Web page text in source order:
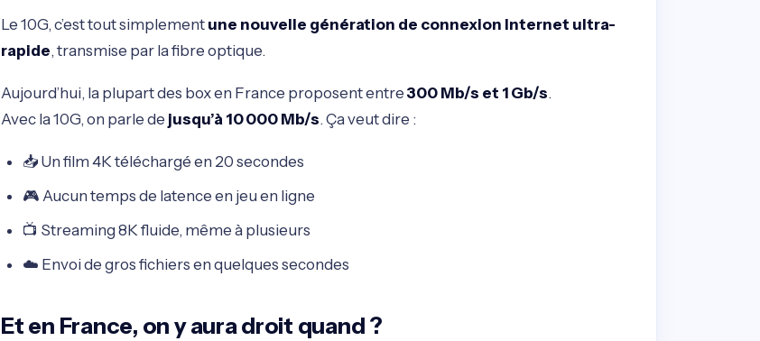
Le 10G, c’est tout simplement une nouvelle génération de connexion Internet ultra-
rapide, transmise par la fibre optique.
Aujourd’hui, la plupart des box en France proposent entre 300 Mb/s et 1 Gb/s.
Avec la 10G, on parle de jusqu’à 10 000 Mb/s. Ça veut dire :
📥 Un film 4K téléchargé en 20 secondes
🎮 Aucun temps de latence en jeu en ligne
📺 Streaming 8K fluide, même à plusieurs
☁️ Envoi de gros fichiers en quelques secondes
Et en France, on y aura droit quand ?